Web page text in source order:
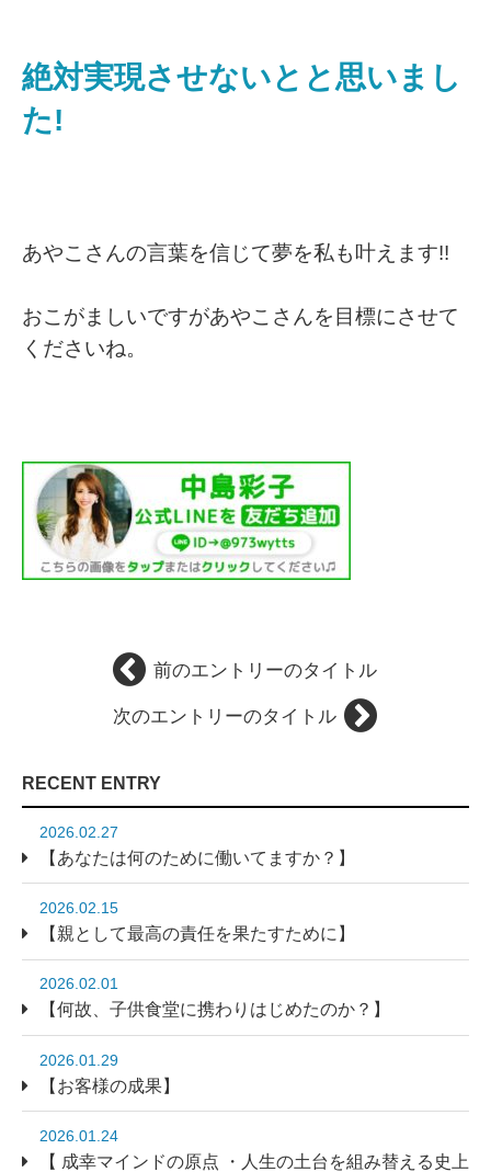
絶対実現させないとと思いまし
た!
あやこさんの言葉を信じて夢を私も叶えます!!
おこがましいですがあやこさんを目標にさせて
くださいね。
前のエントリーのタイトル
次のエントリーのタイトル
RECENT ENTRY
2026.02.27
【あなたは何のために働いてますか？】
2026.02.15
【親として最高の責任を果たすために】
2026.02.01
【何故、子供食堂に携わりはじめたのか？】
2026.01.29
【お客様の成果】
2026.01.24
【 成幸マインドの原点 ・人生の土台を組み替える史上